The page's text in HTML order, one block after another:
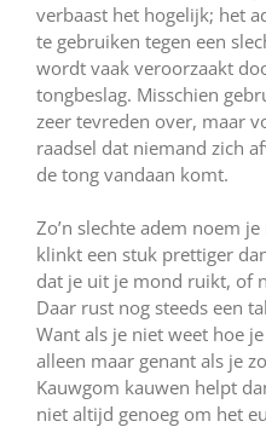
verbaast het hogelijk; het
te gebruiken tegen een
wordt vaak veroorzaakt
tongbeslag. Misschien
zeer tevreden over, maar
raadsel dat niemand zich
de tong vandaan komt.
Zo’n slechte adem noem
klinkt een stuk prettiger
dat je uit je mond ruikt, of
Daar rust nog steeds een
Want als je niet weet hoe
alleen maar genant als je
Kauwgom kauwen helpt
niet altijd genoeg om het